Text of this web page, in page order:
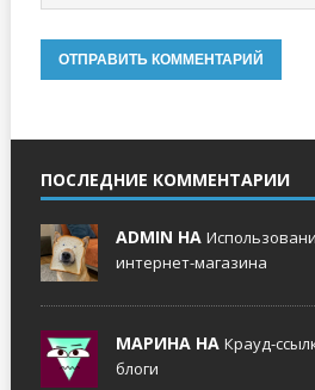
ПОСЛЕДНИЕ КОММЕНТАРИИ
ADMIN НА
интернет-магазина
МАРИНА НА Крауд-
блоги